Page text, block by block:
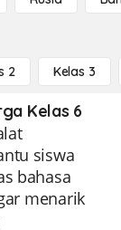
2 Kelas 3
Kelas 6
siswa
bahasa
menarik